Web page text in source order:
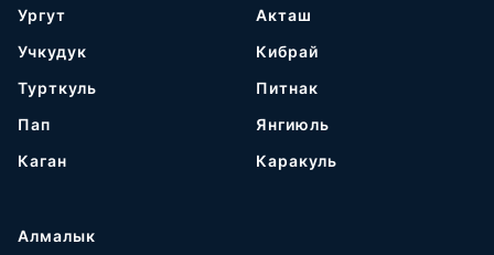
Ургут
Учкудук
Турткуль
Пап
Каган
Акташ
Кибрай
Питнак
Янгиюль
Каракуль
Алмалык